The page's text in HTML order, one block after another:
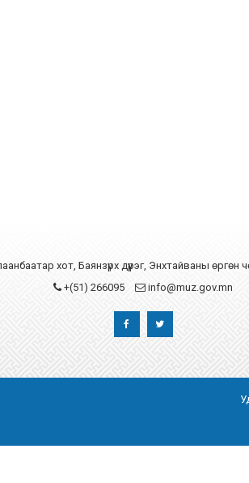
хот, Баянзүрх дүүрэг, Энхтайваны өргөн
+(51) 266095
info@muz.gov.mn